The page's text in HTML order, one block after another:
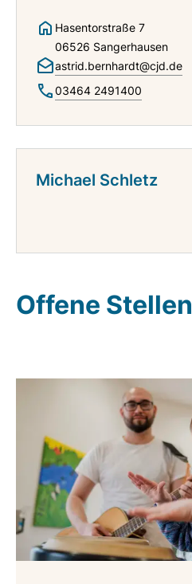
Hasentorstraße 7
06526 Sangerhausen
astrid.bernhardt@cjd.de
03464 2491400
Michael Schletz
Offene Stellen